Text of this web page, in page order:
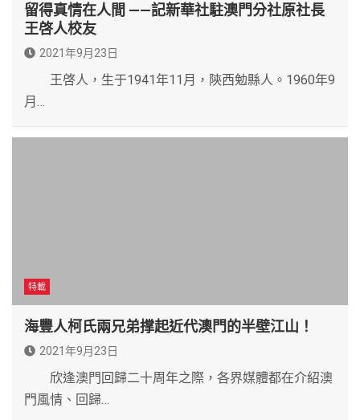
留得真情在人間 ——記新華社駐澳門分社原社長
王啓人校友
2021年9月23日
王啓人，生于1941年11月，陝西勉縣人。1960年9
月…
特載
海豐人柯氏兩兄弟撑起近代澳門的半壁江山！
2021年9月23日
欣逢澳門回歸二十周年之際，各界媒體都在介紹澳
門風情、回歸…